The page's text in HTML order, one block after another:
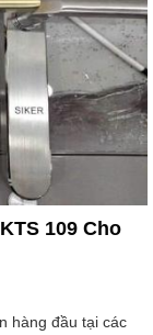
109 Cho
hàng đầu tại các